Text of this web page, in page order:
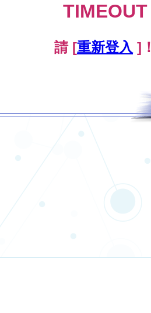
TIMEOUT
請 [重新登入 ]！